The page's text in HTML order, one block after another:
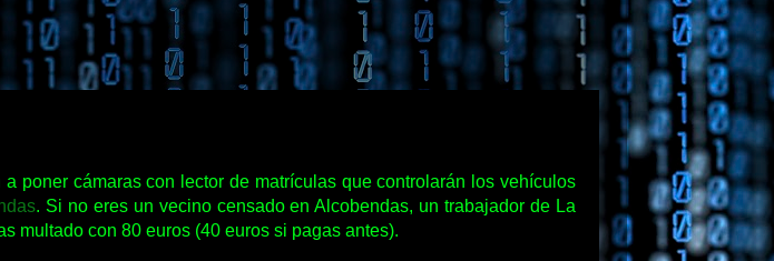
poner cámaras con lector de matrículas que controlarán los vehículos
. Si no eres un vecino censado en Alcobendas, un trabajador de La
multado con 80 euros (40 euros si pagas antes).